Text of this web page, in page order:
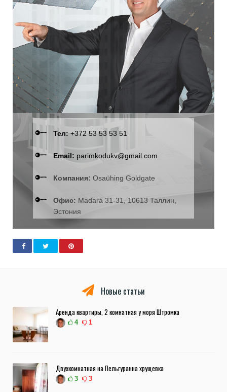
Тел: +372 53 53 53 51
Email: parimkodukv@gmail.com
Компания: Osaühing Goldgate
Офис: Madara 31-31, 10613 Таллин,
Эстония
Новые статьи
Аренда квартиры, 2 комнатная у моря Штромка
4 1
Двухкомнатная на Пельгуранна хрущевка
3 3